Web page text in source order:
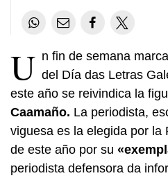
U n fin de semana
del Día das Letras
este año se reivindica la
Caamaño. La periodista,
viguesa es la elegida por la
de este año por su
periodista defensora da